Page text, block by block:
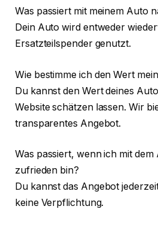
Was passiert mit meinem Auto
Dein Auto wird entweder
Ersatzteilspender genutzt.
Wie bestimme ich den Wert
Du kannst den Wert deines
Website schätzen lassen. Wir
transparentes Angebot.
Was passiert, wenn ich mit
zufrieden bin?
Du kannst das Angebot
keine Verpflichtung.